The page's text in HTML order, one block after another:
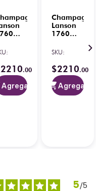
:
2210.00
Agregar
Champagne
Lanson
1760
ml
SKU:
$2210.00
Agregar
5/5